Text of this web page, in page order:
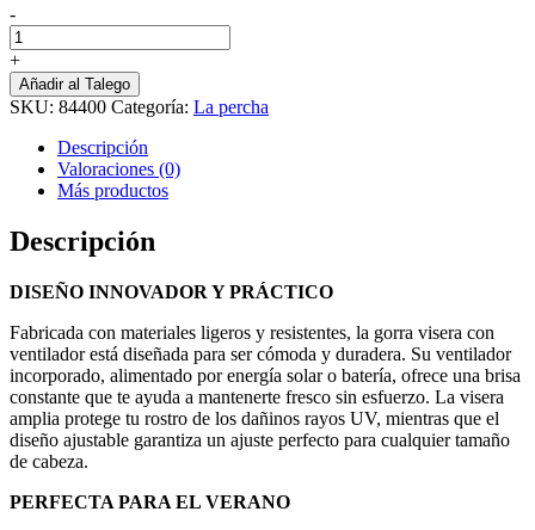
-
Visera
Infantil
Ventilador
Recargable
cantidad
+
Añadir al Talego
SKU: 84400 Categoría: La percha
Descripción
Valoraciones (0)
Más productos
Descripción
DISEÑO INNOVADOR Y PRÁCTICO
Fabricada con materiales ligeros y resistentes, la gorra visera con
ventilador está diseñada para ser cómoda y duradera. Su ventilador
incorporado, alimentado por energía solar o batería, ofrece una brisa
constante que te ayuda a mantenerte fresco sin esfuerzo. La visera
amplia protege tu rostro de los dañinos rayos UV, mientras que el
diseño ajustable garantiza un ajuste perfecto para cualquier tamaño
de cabeza.
PERFECTA PARA EL VERANO